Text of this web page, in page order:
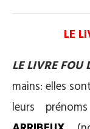
LE
LE LIVRE FOU
mains: elles
leurs